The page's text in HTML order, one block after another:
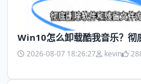
Win10怎么卸载酷我音乐？彻
2026-08-07 18:26:27 kevin